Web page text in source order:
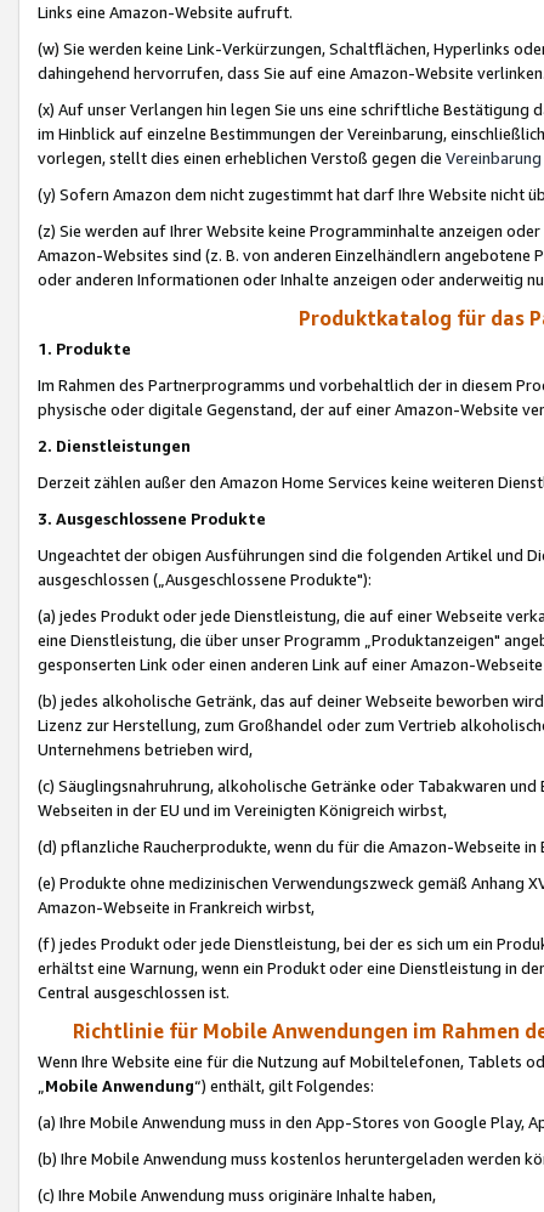
Links eine Amazon-Website aufruft.
(w) Sie werden keine Link-Verkürzungen, Schaltflächen, Hyperlinks
dahingehend hervorrufen, dass Sie auf eine Amazon-Website
(x) Auf unser Verlangen hin legen Sie uns eine schriftliche
im Hinblick auf einzelne Bestimmungen der Vereinbarung,
vorlegen, stellt dies einen erheblichen Verstoß gegen die Vereinbarung
(y) Sofern Amazon dem nicht zugestimmt hat darf Ihre Website nicht
(z) Sie werden auf Ihrer Website keine Programminhalte anzeigen
Amazon-Websites sind (z. B. von anderen Einzelhändlern
oder anderen Informationen oder Inhalte anzeigen oder anderweitig
Produktkatalog für das
1. Produkte
Im Rahmen des Partnerprogramms und vorbehaltlich der in diesem
physische oder digitale Gegenstand, der auf einer Amazon-Website
2. Dienstleistungen
Derzeit zählen außer den Amazon Home Services keine weiteren
3. Ausgeschlossene Produkte
Ungeachtet der obigen Ausführungen sind die folgenden Artikel und
ausgeschlossen („Ausgeschlossene Produkte"):
(a) jedes Produkt oder jede Dienstleistung, die auf einer Webseite
eine Dienstleistung, die über unser Programm „Produktanzeigen"
gesponserten Link oder einen anderen Link auf einer Amazon-
(b) jedes alkoholische Getränk, das auf deiner Webseite beworben
Lizenz zur Herstellung, zum Großhandel oder zum Vertrieb
Unternehmens betrieben wird,
(c) Säuglingsnahruhrung, alkoholische Getränke oder Tabakwaren
Webseiten in der EU und im Vereinigten Königreich wirbst,
(d) pflanzliche Raucherprodukte, wenn du für die Amazon-Webseite in
(e) Produkte ohne medizinischen Verwendungszweck gemäß Anhang
Amazon-Webseite in Frankreich wirbst,
(f) jedes Produkt oder jede Dienstleistung, bei der es sich um ein
erhältst eine Warnung, wenn ein Produkt oder eine Dienstleistung in
Central ausgeschlossen ist.
Richtlinie für Mobile Anwendungen im Rahmen
Wenn Ihre Website eine für die Nutzung auf Mobiltelefonen, Tablets
„Mobile Anwendung“) enthält, gilt Folgendes:
(a) Ihre Mobile Anwendung muss in den App-Stores von Google Play,
(b) Ihre Mobile Anwendung muss kostenlos heruntergeladen werden
(c) Ihre Mobile Anwendung muss originäre Inhalte haben,